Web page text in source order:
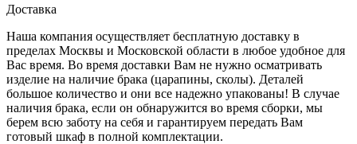
Доставка
Наша компания осуществляет бесплатную доставку в
пределах Москвы и Московской области в любое удобное для
Вас время. Во время доставки Вам не нужно осматривать
изделие на наличие брака (царапины, сколы). Деталей
большое количество и они все надежно упакованы! В случае
наличия брака, если он обнаружится во время сборки, мы
берем всю заботу на себя и гарантируем передать Вам
готовый шкаф в полной комплектации.